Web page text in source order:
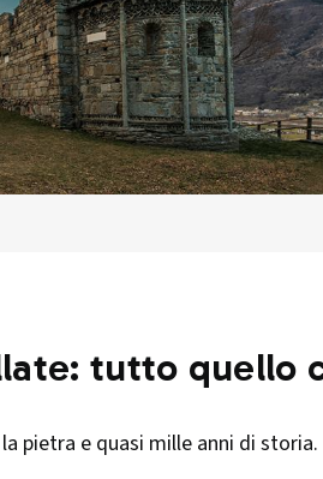
tutto quello
pietra e quasi mille anni di